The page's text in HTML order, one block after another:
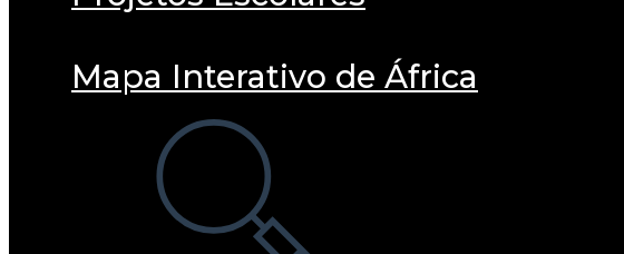
Mapa Interativo de África
Alternar
pesquisa